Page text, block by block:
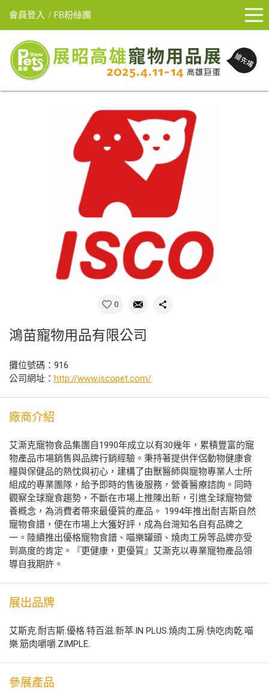
會員登入 FB粉絲團
0
鴻苗寵物用品有限公司
攤位號碼：916
公司網址： http://www.iscopet.com/
廠商介紹
艾澌克寵物食品集團自1990年成立以有30幾年，累積豐富的寵
物產品市場銷售與品牌行銷經驗。秉持著提供伴侶動物健康食
糧與保健品的熱忱與初心，建構了由獸醫師與寵物專業人士所
組成的專業團隊，給予即時的售後服務，營養醫療諮詢。同時
觀察全球寵食趨勢，不斷在市場上推陳出新，引進全球寵物營
養概念，為消費者帶來最優質的產品。 1994年推出耐吉斯自然
寵物食譜，便在市場上大獲好評，成為台灣知名自有品牌之
一。陸續推出優格寵物食譜、喵樂罐頭、燒肉工房等品牌亦受
到高度的肯定。『更健康，更優質』艾澌克以專業寵物產品領
導自我期許。
展出品牌
艾斯克.耐吉斯.優格.特百滋.新萃.IN PLUS.燒肉工房.快吃肉乾.喵
樂.筋肉嚼嚼.ZIMPLE.
參展產品